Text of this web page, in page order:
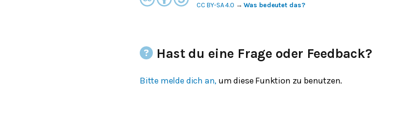
CC BY-SA 4.0 →Was bedeutet das?
Hast du eine Frage oder Feedback?
Bitte melde dich an, um diese Funktion zu benutzen.